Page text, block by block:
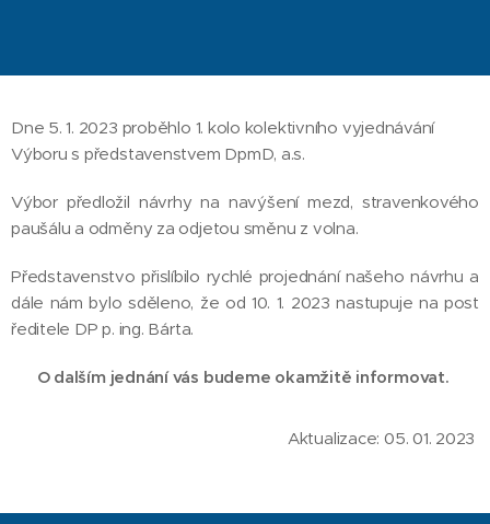
Dne 5. 1. 2023 proběhlo 1. kolo kolektivního vyjednávání
Výboru s představenstvem DpmD, a.s.
Výbor předložil návrhy na navýšení mezd, stravenkového
paušálu a odměny za odjetou směnu z volna.
Představenstvo přislíbilo rychlé projednání našeho návrhu a
dále nám bylo sděleno, že od 10. 1. 2023 nastupuje na post
ředitele DP p. ing. Bárta.
O dalším jednání vás budeme okamžitě informovat.
Aktualizace: 05. 01. 2023